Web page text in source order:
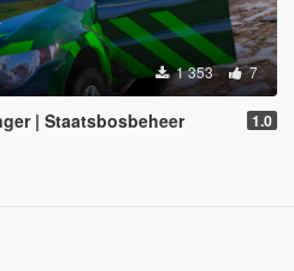
1 353 7
| Staatsbosbeheer 1.0